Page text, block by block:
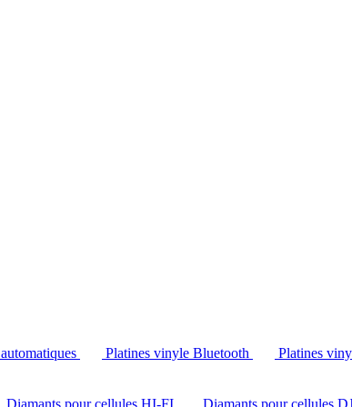
Platines vinyle Bluetooth
Platines
Diamants pour cellules HI-FI
Diamants pour cellules